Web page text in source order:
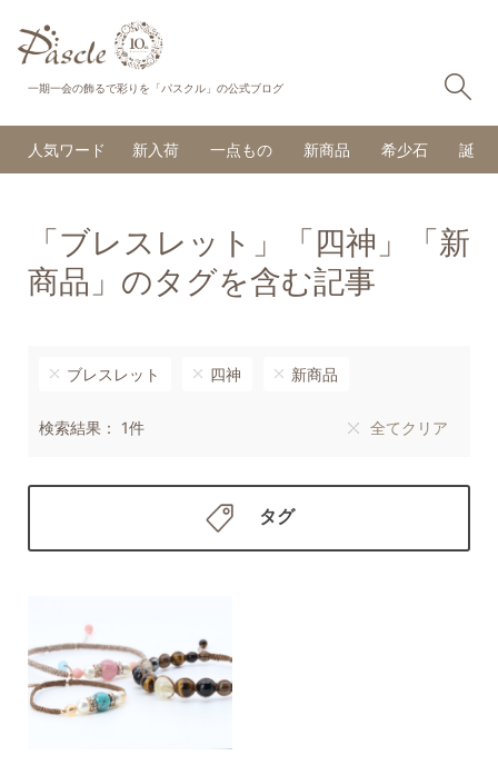
一期一会の飾るで彩りを「パスクル」の公式ブログ
人気ワード 新入荷 一点もの 新商品 希少石 誕生
「ブレスレット」「四神」「新
商品」のタグを含む記事
ブレスレット 四神 新商品
検索結果： 1件 全てクリア
タグ